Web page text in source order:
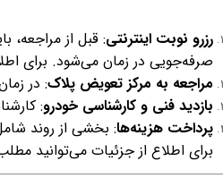
رزرو نوبت اینترنتی: قبل از مراجعه،
صرفه‌جویی در زمان می‌شود. برای
مراجعه به مرکز تعویض پلاک: در
بازدید فنی و کارشناسی خودرو:
پرداخت هزینه‌ها: بخشی از روند
برای اطلاع از جزئیات می‌توانید